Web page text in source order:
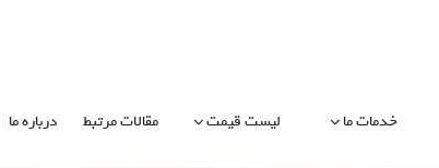
خدمات ما لیست قیمت مقالات مرتبط درباره ما